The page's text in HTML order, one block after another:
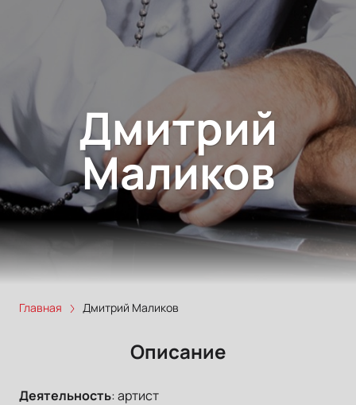
Дмитрий
Маликов
Главная Дмитрий Маликов
Описание
Деятельность:артист